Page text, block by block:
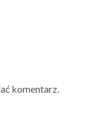
komentarz.